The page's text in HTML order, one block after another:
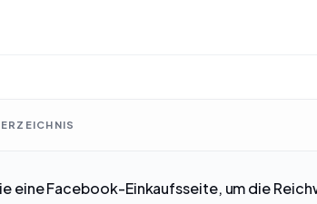
eine Facebook-Einkaufsseite, um die